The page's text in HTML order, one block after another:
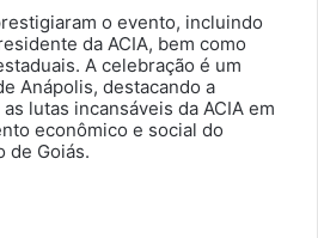
o evento, incluindo
da ACIA, bem como
A celebração é um
Anápolis, destacando a
lutas incansáveis da ACIA em
econômico e social do
de Goiás.